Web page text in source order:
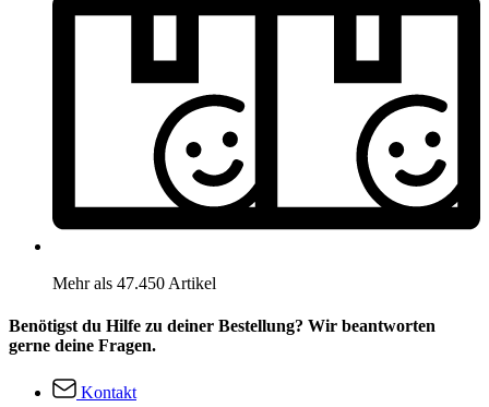
Mehr als 47.450 Artikel
Benötigst du Hilfe zu deiner Bestellung? Wir beantworten
gerne deine Fragen.
Kontakt